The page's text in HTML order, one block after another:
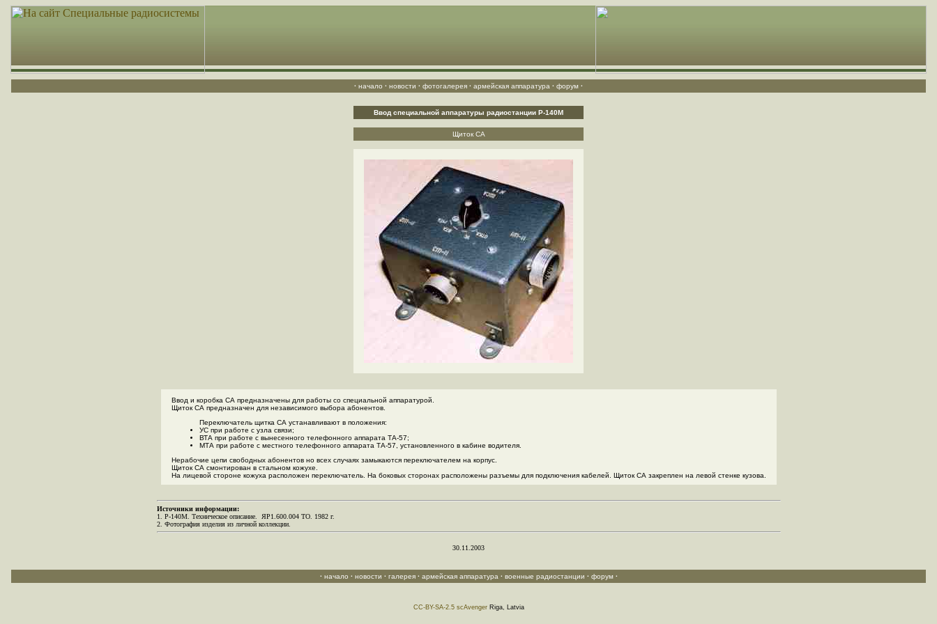
· начало · новости · фотогалерея · армейская аппаратура · форум ·
Ввод специальной аппаратуры радиостанции Р-140М
Щиток СА
Ввод и коробка СА предназначены для работы со специальной аппаратурой.
Щиток СА предназначен для независимого выбора абонентов.
Переключатель щитка СА устанавливают в положения:
УС при работе с узла связи;
ВТА при работе с вынесенного телефонного аппарата ТА-57;
МТА при работе с местного телефонного аппарата ТА-57, установленного в кабине водителя.
Нерабочие цепи свободных абонентов но всех случаях замыкаются переключателем на корпус.
Щиток СА смонтирован в стальном кожухе.
На лицевой стороне кожуха расположен переключатель. На боковых сторонах расположены разъемы для подключения кабелей. Щиток СА закреплен на левой стенке кузова.
Источники информации:
1. Р-140М. Техническое описание. ЯР1.600.004 ТО. 1982 г.
2. Фотография изделия из личной коллекции.
30.11.2003
· начало · новости · галерея · армейская аппаратура · военные радиостанции · форум ·
CC-BY-SA-2.5 scAvengerRiga, Latvia